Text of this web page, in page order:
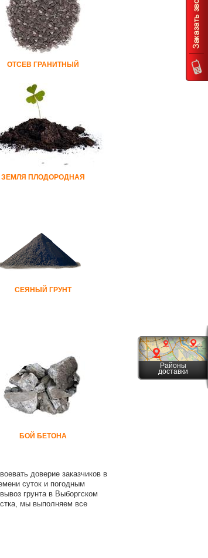
ОТСЕВ ГРАНИТНЫЙ
ЗЕМЛЯ ПЛОДОРОДНАЯ
СЕЯНЫЙ ГРУНТ
БОЙ БЕТОНА
доверие заказчиков в
суток и погодным
грунта в Выборгском
мы выполняем все
Районы
доставки